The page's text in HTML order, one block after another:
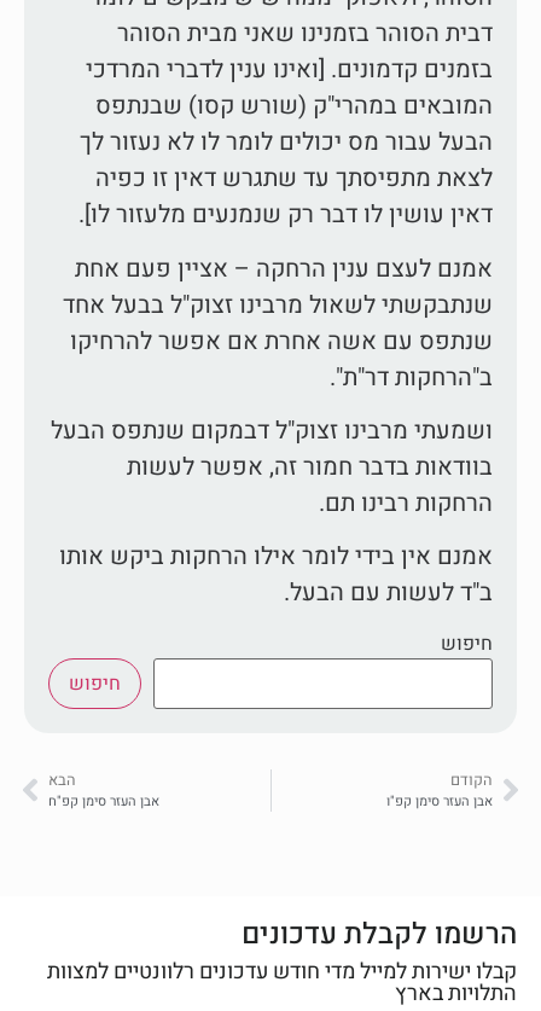
דבית הסוהר בזמנינו שאני מבית הסוהר
בזמנים קדמונים. [ואינו ענין לדברי המרדכי
המובאים במהרי"ק (שורש קסו) שבנתפס
הבעל עבור מס יכולים לומר לו לא נעזור לך
לצאת מתפיסתך עד שתגרש דאין זו כפיה
דאין עושין לו דבר רק שנמנעים מלעזור לו].
אמנם לעצם ענין הרחקה – אציין פעם אחת
שנתבקשתי לשאול מרבינו זצוק"ל בבעל אחד
שנתפס עם אשה אחרת אם אפשר להרחיקו
ב"הרחקות דר"ת".
ושמעתי מרבינו זצוק"ל דבמקום שנתפס הבעל
בוודאות בדבר חמור זה, אפשר לעשות
הרחקות רבינו תם.
אמנם אין בידי לומר אילו הרחקות ביקש אותו
ב"ד לעשות עם הבעל.
חיפוש
חיפוש
הקודם
אבן העזר סימן קפ"ו
הבא
אבן העזר סימן קפ"ח
הרשמו לקבלת עדכונים
קבלו ישירות למייל מדי חודש עדכונים רלוונטיים למצוות
התלויות בארץ